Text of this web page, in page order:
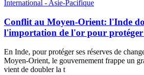
International - Asie-Pacifique
Conflit au Moyen-Orient: l'Inde
l'importation de l'or pour protéger
En Inde, pour protéger ses réserves de
Moyen-Orient, le gouvernement frappe un
vient de doubler la t